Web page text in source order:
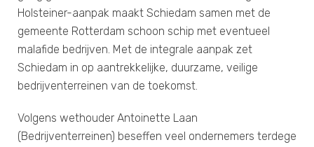
Holsteiner-aanpak maakt Schiedam samen met de
gemeente Rotterdam schoon schip met eventueel
malafide bedrijven. Met de integrale aanpak zet
Schiedam in op aantrekkelijke, duurzame, veilige
bedrijventerreinen van de toekomst.
Volgens wethouder Antoinette Laan
(Bedrijventerreinen) beseffen veel ondernemers terdege